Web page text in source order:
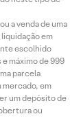
a venda de uma
em
escolhido
máximo de 999
parcela
mercado, em
um depósito de
ou